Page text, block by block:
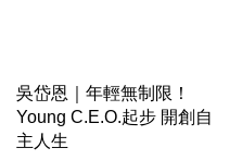
吳岱恩｜年輕無制限！
Young C.E.O.起步 開創自
主人生